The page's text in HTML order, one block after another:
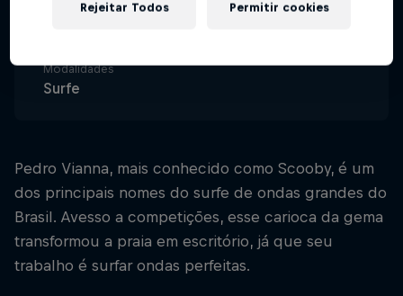
Começo de carreira
Modalidades
Surfe
Pedro Vianna, mais conhecido como Scooby, é um
dos principais nomes do surfe de ondas grandes do
Brasil. Avesso a competições, esse carioca da gema
transformou a praia em escritório, já que seu
trabalho é surfar ondas perfeitas.
Rejeitar Todos Permitir cookies